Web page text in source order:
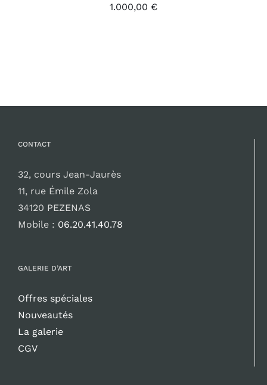
1.000,00 €
CONTACT
32, cours Jean-Jaurès
11, rue Émile Zola
34120 PEZENAS
Mobile : 06.20.41.40.78
GALERIE D’ART
Offres spéciales
Nouveautés
La galerie
CGV